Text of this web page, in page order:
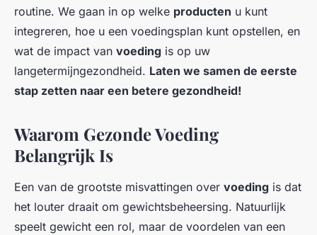
routine. We gaan in op welke producten u kunt
integreren, hoe u een voedingsplan kunt opstellen, en
wat de impact van voeding is op uw
langetermijngezondheid. Laten we samen de eerste
stap zetten naar een betere gezondheid!
Waarom Gezonde Voeding
Belangrijk Is
Een van de grootste misvattingen over voeding is dat
het louter draait om gewichtsbeheersing. Natuurlijk
speelt gewicht een rol, maar de voordelen van een